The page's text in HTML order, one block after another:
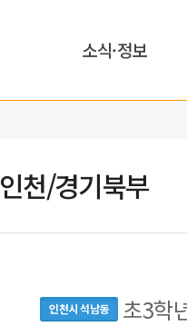
소식·정보
인천/경기북부
인천시 석남동 초3학